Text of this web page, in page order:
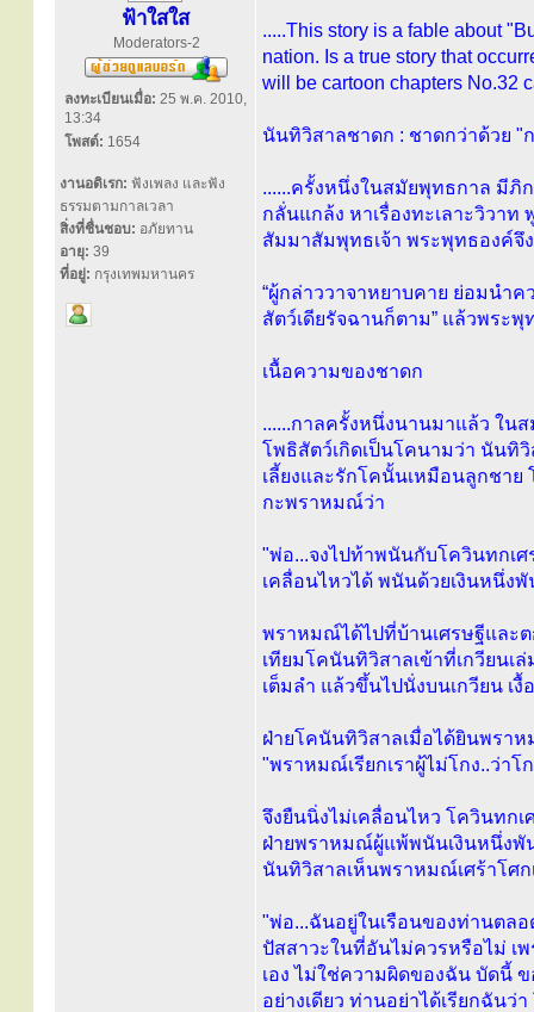
ฟ้าใสใส
Moderators-2
ลงทะเบียนเมื่อ: 25 พ.ค. 2010,
13:34
โพสต์: 1654
งานอดิเรก: ฟังเพลง และฟัง
ธรรมตามกาลเวลา
สิ่งที่ชื่นชอบ: อภัยทาน
อายุ: 39
ที่อยู่: กรุงเทพมหานคร
.....This story is a fable about
nation. Is a true story that
will be cartoon chapters No.32
นันทิวิสาลชาดก : ชาดกว่าด้วย "ก
......ครั้งหนึ่งในสมัยพุทธกาล มีภิ
กลั่นแกล้ง หาเรื่องทะเลาะวิวา
สัมมาสัมพุทธเจ้า พระพุทธองค์
“ผู้กล่าววาจาหยาบคาย ย่อมนำ
สัตว์เดียรัจฉานก็ตาม” แล้วพระ
เนื้อความของชาดก
......กาลครั้งหนึ่งนานมาแล้ว ใน
โพธิสัตว์เกิดเป็นโคนามว่า นันทิ
เลี้ยงและรักโคนั้นเหมือนลูกชา
กะพราหมณ์ว่า
"พ่อ...จงไปท้าพนันกับโควินทกเศ
เคลื่อนไหวได้ พนันด้วยเงินหนึ่ง
พราหมณ์ได้ไปที่บ้านเศรษฐีและ
เทียมโคนันทิวิสาลเข้าที่เกวียนเ
เต็มลำ แล้วขึ้นไปนั่งบนเกวียน เ
ฝ่ายโคนันทิวิสาลเมื่อได้ยินพรา
"พราหมณ์เรียกเราผู้ไม่โกง..ว่าโ
จึงยืนนิ่งไม่เคลื่อนไหว โควินทก
ฝ่ายพราหมณ์ผู้แพ้พนันเงินหนึ่งพั
นันทิวิสาลเห็นพราหมณ์เศร้าโศก
"พ่อ...ฉันอยู่ในเรือนของท่านตลอ
ปัสสาวะในที่อันไม่ควรหรือไม่ เพ
เอง ไม่ใช่ความผิดของฉัน บัดนี้
อย่างเดียว ท่านอย่าได้เรียกฉัน